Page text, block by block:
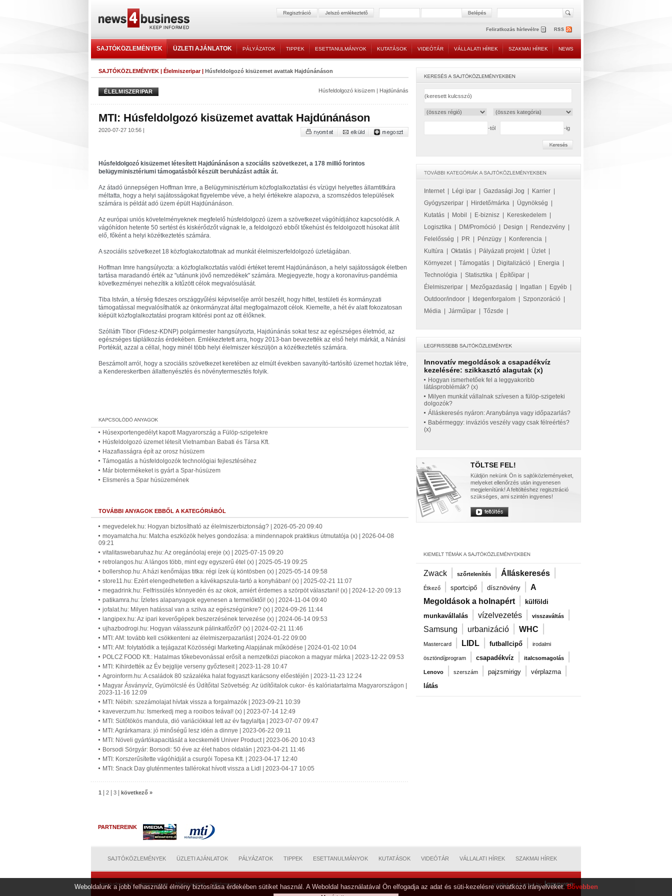
SAJTÓKÖZLEMÉNYEK ÜZLETI AJÁNLATOK PÁLYÁZATOK TIPPEK ESETTANULMÁNYOK KUTATÁSOK VIDEÓTÁR VÁLLALATI HÍREK SZAKMAI HÍREK NEWS
SAJTÓKÖZLEMÉNYEK | Élelmiszeripar| Húsfeldolgozó kisüzemet avattak Hajdúnánáson
ÉLELMISZERIPAR Húsfeldolgozó kisüzem | Hajdúnánás
MTI: Húsfeldolgozó kisüzemet avattak Hajdúnánáson
2020-07-27 10:56 |
Húsfeldolgozó kisüzemet létesített Hajdúnánáson a szociális szövetkezet, a 178 millió forintos
belügyminisztériumi támogatásból készült beruházást adták át.
Az átadó ünnepségen Hoffman Imre, a Belügyminisztérium közfoglalkoztatási és vízügyi helyettes államtitkára
méltatta, hogy a helyi sajátosságokat figyelembe véve, a helyi értékekre alapozva, a szomszédos települések
számára is példát adó üzem épült Hajdúnánáson.
Az európai uniós követelményeknek megfelelő húsfeldolgozó üzem a szövetkezet vágóhídjához kapcsolódik. A
vágóhídon hetente 50 sertést és kiskérődzőt vágnak le, a feldolgozó ebből tőkehúst és feldolgozott húsokat állít
elő, főként a helyi közétkeztetés számára.
A szociális szövetkezet 18 közfoglakoztatottnak ad munkát élelmiszerfeldolgozó üzletágában.
Hoffman Imre hangsúlyozta: a közfoglalkoztatás valódi értéket teremt Hajdúnánáson, a helyi sajátosságok életben
tartása maradandó érték az "utánunk jövő nemzedékek" számára. Megjegyezte, hogy a koronavírus-pandémia
következményei nehezítik a kitűzött célok megvalósulását.
Tiba István, a térség fideszes országgyűlési képviselője arról beszélt, hogy hittel, testületi és kormányzati
támogatással megvalósíthatók az önkormányzat által megfogalmazott célok. Kiemelte, a hét év alatt fokozatosan
kiépült közfoglalkoztatási program kitörési pont az ott élőknek.
Szólláth Tibor (Fidesz-KDNP) polgármester hangsúlyozta, Hajdúnánás sokat tesz az egészséges életmód, az
egészséges táplálkozás érdekében. Emlékeztetett arra, hogy 2013-ban bevezették az első helyi márkát, a Nánási
Portékát, azzal a céllal, hogy minél több helyi élelmiszer készüljön a közétkeztetés számára.
Beszámolt arról, hogy a szociális szövetkezet keretében az elmúlt években savanyító-tartósító üzemet hoztak létre,
a Kendereskertben állattenyésztés és növénytermesztés folyik.
Húsexportengedélyt kapott Magyarország a Fülöp-szigetekre
Húsfeldolgozó üzemet létesít Vietnamban Babati és Társa Kft.
Hazafiasságra épít az orosz húsüzem
Támogatás a húsfeldolgozók technológiai fejlesztéséhez
Már biotermékeket is gyárt a Spar-húsüzem
Elismerés a Spar húsüzemének
TOVÁBBI ANYAGOK EBBŐL A KATEGÓRIÁBÓL
megvedelek.hu: Hogyan biztosítható az élelmiszerbiztonság? | 2026-05-20 09:40
moyamatcha.hu: Matcha eszközök helyes gondozása: a mindennapok praktikus útmutatója (x) | 2026-04-08
09:21
vitalitaswebaruhaz.hu: Az oregánóolaj ereje (x) | 2025-07-15 09:20
retrolangos.hu: A lángos több, mint egy egyszerű étel (x) | 2025-05-19 09:25
bollershop.hu: A házi kenőmájas titka: régi ízek új köntösben (x) | 2025-05-14 09:58
store11.hu: Ezért elengedhetetlen a kávékapszula-tartó a konyhában! (x) | 2025-02-21 11:07
megadrink.hu: Felfrissülés könnyedén és az okok, amiért érdemes a szörpöt választani! (x) | 2024-12-20 09:13
patikamra.hu: Ízletes alapanyagok egyenesen a termelőktől! (x) | 2024-11-04 09:40
jofalat.hu: Milyen hatással van a szilva az egészségünkre? (x) | 2024-09-26 11:44
langipex.hu: Az ipari keverőgépek beszerzésének tervezése (x) | 2024-06-14 09:53
ujhazbodrogi.hu: Hogyan válasszunk pálinkafőzőt? (x) | 2024-02-21 11:46
MTI: AM: tovább kell csökkenteni az élelmiszerpazarlást | 2024-01-22 09:00
MTI: AM: folytatódik a tejágazat Közösségi Marketing Alapjának működése | 2024-01-02 10:04
POLCZ FOOD Kft.: Hatalmas tőkebevonással erősít a nemzetközi piacokon a magyar márka | 2023-12-22 09:53
MTI: Kihirdették az Év bejglije verseny győzteseit | 2023-11-28 10:47
Agroinform.hu: A családok 80 százaléka halat fogyaszt karácsony előestéjén | 2023-11-23 12:24
Magyar Ásványvíz, Gyümölcslé és Üdítőital Szövetség: Az üdítőitalok cukor- és kalóriatartalma Magyarországon |
2023-11-16 12:09
MTI: Nébih: szezámolajat hívtak vissza a forgalmazók | 2023-09-21 10:39
kaveverzum.hu: Ismerkedj meg a rooibos teával! (x) | 2023-07-14 12:49
MTI: Sütőtökös mandula, dió variációkkal lett az év fagylaltja | 2023-07-07 09:47
MTI: Agrárkamara: jó minőségű lesz idén a dinnye | 2023-06-22 09:11
MTI: Növeli gyártókapacitását a kecskeméti Univer Product | 2023-06-20 10:43
Borsodi Sörgyár: Borsodi: 50 éve az élet habos oldalán | 2023-04-21 11:46
MTI: Korszerűsítette vágóhídját a csurgói Topesa Kft. | 2023-04-17 12:40
MTI: Snack Day gluténmentes tallérokat hívott vissza a Lidl | 2023-04-17 10:05
1 2 3 következő »
-tól -ig
Internet| Légi ipar Gazdasági Jog Karrier
Gyógyszeripar
Hirdető/márka Ügynökség
Kutatás
Mobil E-biznisz Kereskedelem
Logisztika
DM/Promóció Design Rendezvény
Felelősség
PR Pénzügy Konferencia
Kultúra
Oktatás Pályázati projekt| Üzlet|
Környezet| Támogatás Digitalizáció Energia
Technológia
Statisztika Építőipar
Élelmiszeripar
Mezőgazdaság Ingatlan Egyéb
Outdoor/indoor
Idegenforgalom Szponzoráció
Média
Járműipar Tőzsde
Innovatív megoldások a csapadékvíz
kezelésére: szikkasztó alagutak (x)
Hogyan ismerhetőek fel a leggyakoribb
látásproblémák? (x)
Milyen munkát vállalnak szívesen a fülöp-szigeteki
dolgozók?
Álláskeresés nyáron: Aranybánya vagy időpazarlás?
Babérmeggy: inváziós veszély vagy csak félreértés?
(x)
TÖLTSE FEL!
Küldjön nekünk Ön is sajtóközleményeket,
melyeket ellenőrzés után ingyenesen
megjelenítünk! A feltöltéshez regisztráció
szükséges, ami szintén ingyenes!
Zwack | szőrtelenítés | Álláskeresés |
Étkező | sportcipő | dísznövény | A
Megoldások a holnapért |
külföldi
munkavállalás | vízelvezetés | visszaváltás |
Samsung | urbanizáció | WHC |
Mastercard | LIDL | futballcipő | irodalmi
ösztöndíjprogram | csapadékvíz | italcsomagolás |
Lenovo | szerszám | pajzsmirigy | vérplazma |
látás
PARTNEREINK
SAJTÓKÖZLEMÉNYEK ÜZLETI AJÁNLATOK PÁLYÁZATOK TIPPEK ESETTANULMÁNYOK KUTATÁSOK VIDEÓTÁR VÁLLALATI HÍREK SZAKMAI HÍREK
Jogi tudnivalók Impresszum Médiaajánlat Webmester
Weboldalunk a jobb felhasználói élmény biztosítása érdekében sütiket használ. A Weboldal használatával Ön elfogadja az adat és süti-kezelésre vonatkozó irányelveket.Bővebben